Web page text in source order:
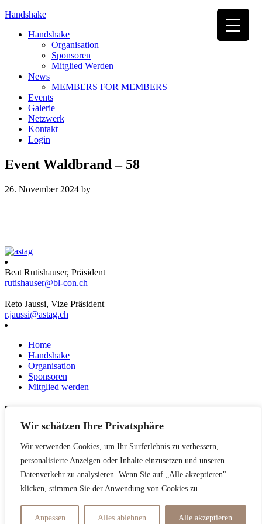
Wir schätzen Ihre Privatsphäre
Wir verwenden Cookies, um Ihr Surferlebnis zu verbessern,
personalisierte Anzeigen oder Inhalte einzusetzen und unseren
Datenverkehr zu analysieren. Wenn Sie auf „Alle akzeptieren"
klicken, stimmen Sie der Anwendung von Cookies zu.
Anpassen Alles ablehnen Alle akzeptieren
Handshake
Handshake
Organisation
Sponsoren
Mitglied Werden
News
MEMBERS FOR MEMBERS
Events
Galerie
Netzwerk
Kontakt
Login
Event Waldbrand – 58
26. November 2024 by
Beat Rutishauser, Präsident
rutishauser@bl-con.ch
Reto Jaussi, Vize Präsident
r.jaussi@astag.ch
Home
Handshake
Organisation
Sponsoren
Mitglied werden
News
Netzwerk
Kontakt
Datenschutzerklärung